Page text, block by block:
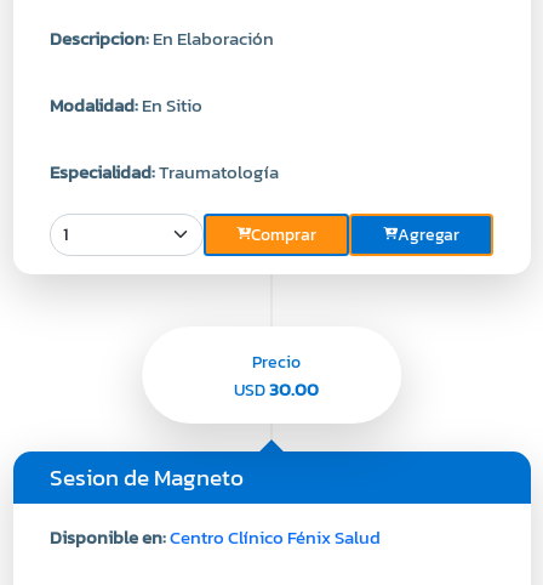
Descripcion:En Elaboración
Modalidad:En Sitio
Especialidad:Traumatología
Comprar Agregar
Sesion de Magneto
Disponible en:Centro Clínico Fénix Salud
Precio
USD30.00